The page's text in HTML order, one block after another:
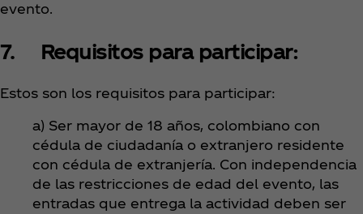
evento.
7. Requisitos para participar:
Estos son los requisitos para participar:
a) Ser mayor de 18 años, colombiano con
cédula de ciudadanía o extranjero residente
con cédula de extranjería. Con independencia
de las restricciones de edad del evento, las
entradas que entrega la actividad deben ser